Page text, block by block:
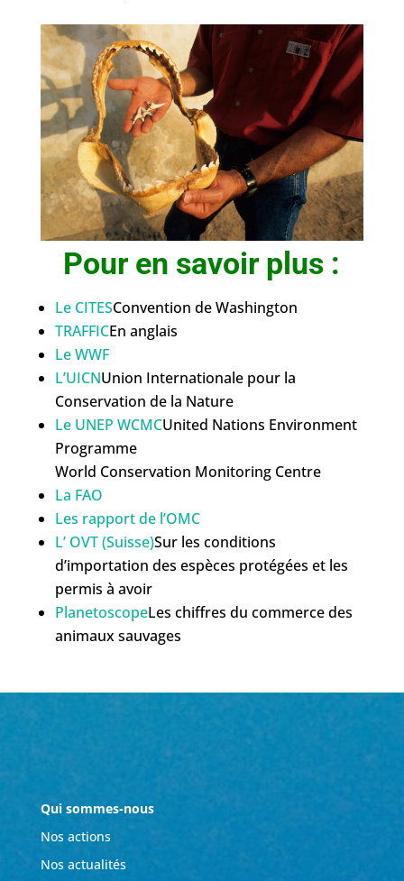
Pour en savoir plus :
Le CITESConvention de Washington
TRAFFICEn anglais
Le WWF
L’UICNUnion Internationale pour la
Conservation de la Nature
Le UNEP WCMCUnited Nations Environment
Programme
World Conservation Monitoring Centre
La FAO
Les rapport de l’OMC
L’ OVT (Suisse)Sur les conditions
d’importation des espèces protégées et les
permis à avoir
PlanetoscopeLes chiffres du commerce des
animaux sauvages
Qui sommes-nous
Nos actions
Nos actualités